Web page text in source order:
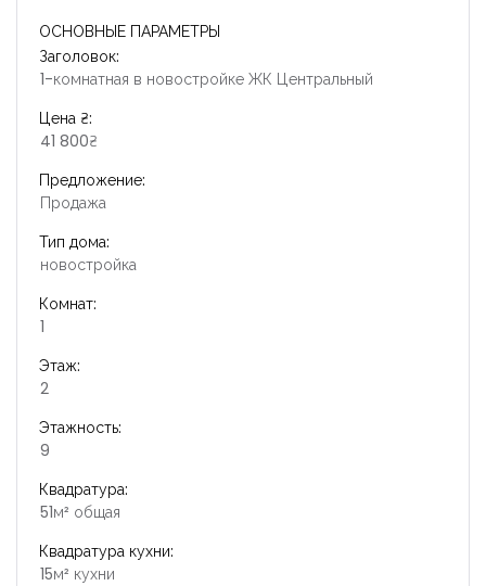
ОСНОВНЫЕ ПАРАМЕТРЫ
Заголовок:
1-комнатная в новостройке ЖК Центральный
Цена ₴:
41 800₴
Предложение:
Продажа
Тип дома:
новостройка
Комнат:
1
Этаж:
2
Этажность:
9
Квадратура:
51м² общая
Квадратура кухни:
15м² кухни